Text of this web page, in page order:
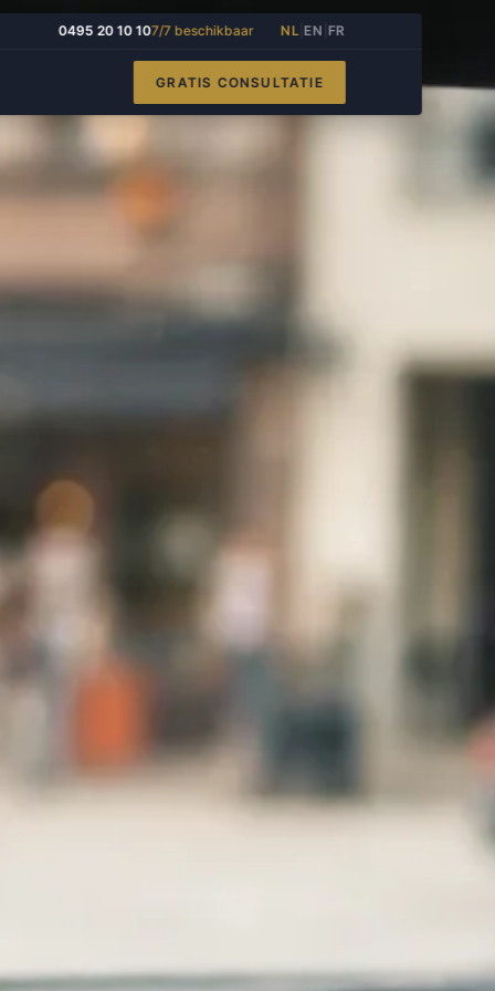
0495 20 10 107/7 beschikbaar NL |EN FR
GRATIS CONSULTATIE